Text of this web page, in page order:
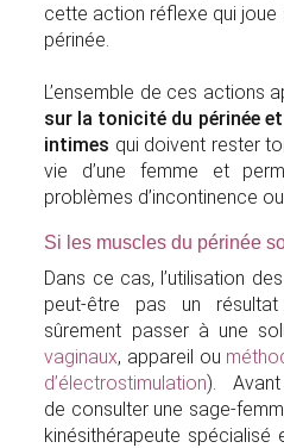
cette action réflexe qui joue
périnée.
L’ensemble de ces actions
sur la tonicité du périnée
intimes qui doivent rester
vie d’une femme et
problèmes d’incontinence
Si les muscles du périnée
Dans ce cas, l’utilisation
peut-être pas un
sûrement passer à une
vaginaux, appareil ou
d’électrostimulation).
de consulter une sage-
kinésithérapeute spécialisé